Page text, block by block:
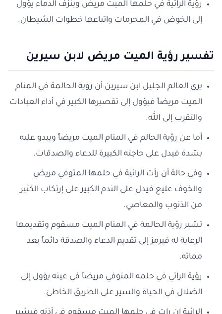
رؤية الرائية في حلمها الميت مريض وينزف الدماء يؤول
إلى الخوض في المحرمات واتباعها خطوات الشيطان.
تفسير رؤية الميت مريض لابن سيرين
يرى العالم الجليل ابن سيرين أن رؤية الحالمة في المنام
الميت مريضاً فيؤول إلى تقصيرها الكبير في أداء العبادات
والتقرب إلى الله.
أما عن رؤية الحالم في المنام الميت مريضاً ويبدو عليه
بشدة فيدل على حاجته الكبيرة للدعاء والصدقات.
وفي حالة أن رأت الرائية في حلمها المتوفي مريض
والخوف عليع فيدل على الندم الكبير على إرتكاب الكثير
من الذنوب والمعاصي.
تشير رؤية الحالمة في المنام الميت مسقوم وتقديمها
الرعاية له فيرمز إلى تقديم الدعاء والصدقة دائماً بعد
مماته.
رؤية الرائي في حلمه المتوفي مريضاً في عينه يؤول إلى
الضلال في الحياة والسير على الطريق الخاطئ.